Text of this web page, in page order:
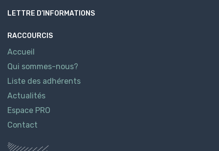
LETTRE D’INFORMATIONS
RACCOURCIS
Accueil
Qui sommes-nous?
Liste des adhérents
Actualités
Espace PRO
Contact